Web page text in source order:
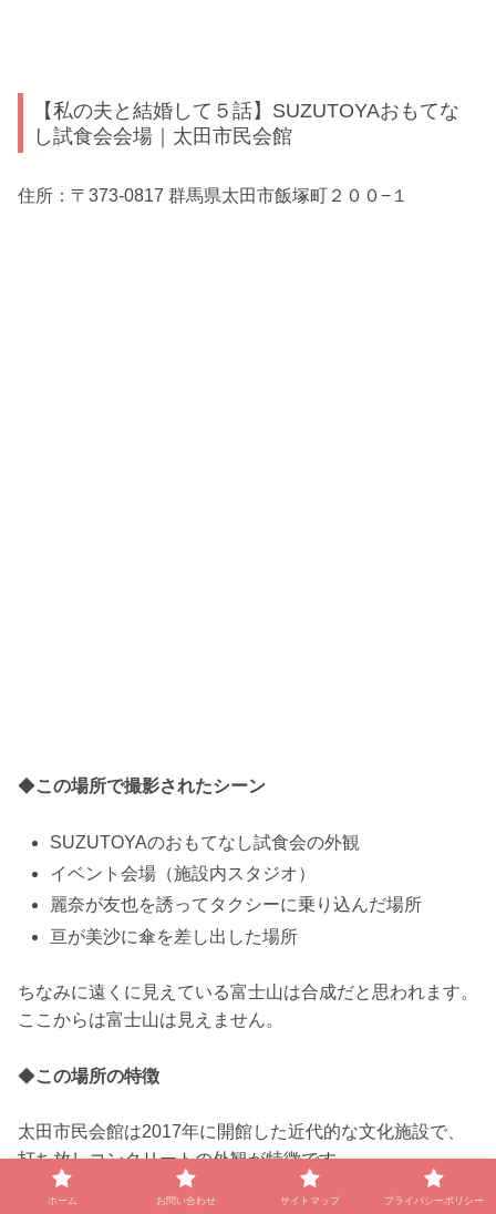
【私の夫と結婚して５話】SUZUTOYAおもてな
し試食会会場｜太田市民会館
住所：〒373-0817 群馬県太田市飯塚町２００−１
◆この場所で撮影されたシーン
SUZUTOYAのおもてなし試食会の外観
イベント会場（施設内スタジオ）
麗奈が友也を誘ってタクシーに乗り込んだ場所
亘が美沙に傘を差し出した場所
ちなみに遠くに見えている富士山は合成だと思われます。
ここからは富士山は見えません。
◆この場所の特徴
太田市民会館は2017年に開館した近代的な文化施設で、
打ち放しコンクリートの外観が特徴です。
ホーム お問い合わせ サイトマップ プライバシーポリシー